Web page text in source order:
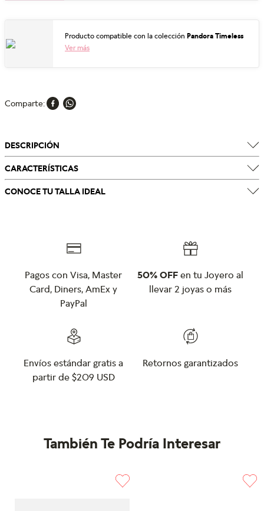
Producto compatible con la colección Pandora Timeless
Ver más
Comparte
DESCRIPCIÓN
CARACTERÍSTICAS
CONOCE TU TALLA IDEAL
Pagos con Visa, Master
Card, Diners, AmEx y
PayPal
50% OFF en tu Joyero al
llevar 2 joyas o más
Envíos estándar gratis a
partir de $209 USD
Retornos garantizados
También Te Podría Interesar